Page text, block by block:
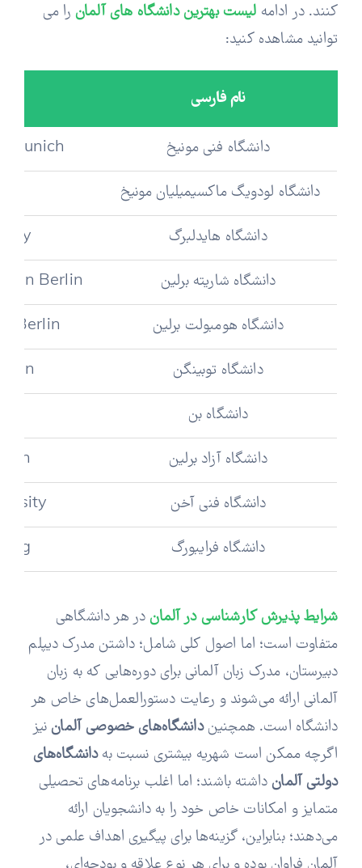
کنند. در ادامه لیست بهترین دانشگاه های آلمان را می
توانید مشاهده کنید:
نام فارسی
دانشگاه فنی مونیخ Munich
دانشگاه لودویگ ماکسیمیلیان مونیخ
دانشگاه هایدلبرگ
دانشگاه شاریته برلین Berlin
دانشگاه هومبولت برلین Berlin
دانشگاه توبینگن
دانشگاه بن
دانشگاه آزاد برلین
دانشگاه فنی آخن
دانشگاه فرایبورگ
شرایط پذیرش کارشناسی در آلماندر هر دانشگاهی
متفاوت است؛ اما اصول کلی شامل؛ داشتن مدرک دیپلم
دبیرستان، مدرک زبان آلمانی برای دوره‌هایی که به زبان
آلمانی ارائه می‌شوند و رعایت دستورالعمل‌های خاص هر
دانشگاه است. همچنیندانشگاه‌های خصوصی آلمان نیز
اگرچه ممکن است شهریه بیشتری نسبت بهدانشگاه‌های
دولتی آلمان داشته باشند؛ اما اغلب برنامه‌های تحصیلی
متمایز و امکانات خاص خود را به دانشجویان ارائه
می‌دهند؛ بنابراین، گزینه‌ها برای پیگیری اهداف علمی در